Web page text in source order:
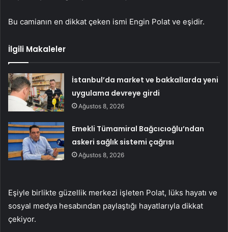
Bu camianın en dikkat çeken ismi Engin Polat ve eşidir.
İlgili Makaleler
İstanbul’da market ve bakkallarda yeni
uygulama devreye girdi
Ağustos 8, 2026
Emekli Tümamiral Bağcıcıoğlu’ndan
askeri sağlık sistemi çağrısı
Ağustos 8, 2026
Eşiyle birlikte güzellik merkezi işleten Polat, lüks hayatı ve
sosyal medya hesabından paylaştığı hayatlarıyla dikkat
çekiyor.